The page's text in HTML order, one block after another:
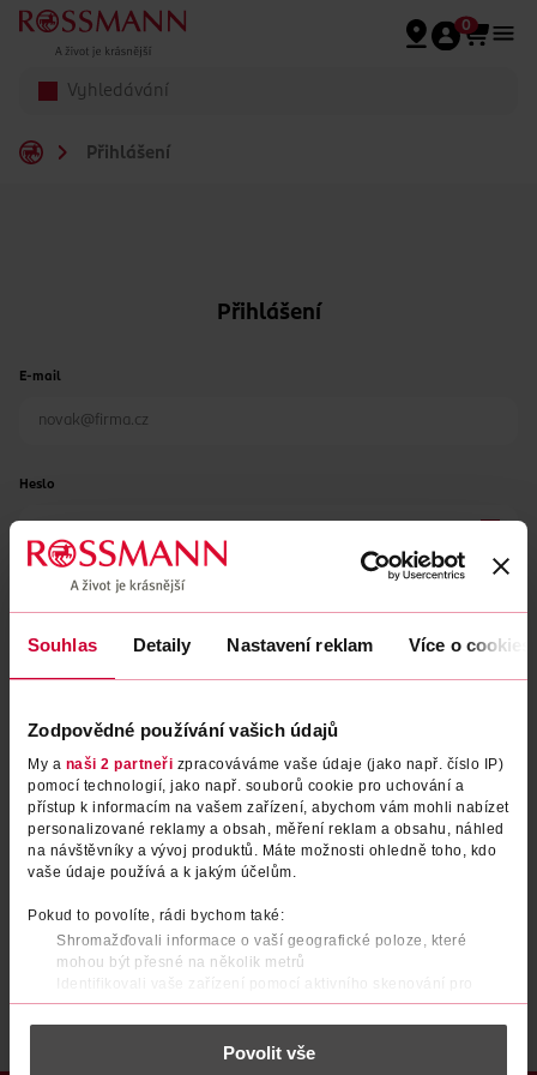
Souhlas Detaily Nastavení reklam Více o cookies
Zodpovědné používání vašich údajů
My a naši 2 partneři zpracováváme vaše údaje (jako např. číslo IP)
pomocí technologií, jako např. souborů cookie pro uchování a
přístup k informacím na vašem zařízení, abychom vám mohli nabízet
personalizované reklamy a obsah, měření reklam a obsahu, náhled
na návštěvníky a vývoj produktů. Máte možnosti ohledně toho, kdo
vaše údaje používá a k jakým účelům.
Pokud to povolíte, rádi bychom také:
Shromažďovali informace o vaší geografické poloze, které
mohou být přesné na několik metrů
Identifikovali vaše zařízení pomocí aktivního skenování pro
konkrétní charakteristiky (otisk prstu)
Zjistěte více o tom, jak zpracováváme vaše osobní údaje, a nastavte
části s podrobnostmi . Svůj souhlas můžete kdykoliv
Povolit vše
Přeskočit na hlavmní obsah
0
Přihlášení
Přihlášení
E-mail
Heslo
Zapomenuté heslo
PŘIHLÁSIT SE
Po registraci se stáváte členem ROSSMANN CLUBu a můžete čerpat výhody naplno. Zjistit více